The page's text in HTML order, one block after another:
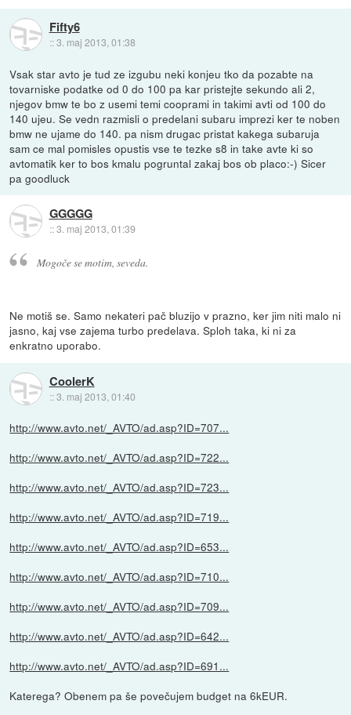
Fifty6
::3. maj 2013, 01:38
Vsak star avto je tud ze izgubu neki konjeu tko da pozabte na
tovarniske podatke od 0 do 100 pa kar pristejte sekundo ali 2,
njegov bmw te bo z usemi temi cooprami in takimi avti od 100 do
140 ujeu. Se vedn razmisli o predelani subaru imprezi ker te noben
bmw ne ujame do 140. pa nism drugac pristat kakega subaruja
sam ce mal pomisles opustis vse te tezke s8 in take avte ki so
avtomatik ker to bos kmalu pogruntal zakaj bos ob placo:-) Sicer
pa goodluck
GGGGG
::3. maj 2013, 01:39
Mogoče se motim, seveda.
Ne motiš se. Samo nekateri pač bluzijo v prazno, ker jim niti malo ni
jasno, kaj vse zajema turbo predelava. Sploh taka, ki ni za
enkratno uporabo.
CoolerK
::3. maj 2013, 01:40
http://www.avto.net/_AVTO/ad.asp?ID=707...
http://www.avto.net/_AVTO/ad.asp?ID=722...
http://www.avto.net/_AVTO/ad.asp?ID=723...
http://www.avto.net/_AVTO/ad.asp?ID=719...
http://www.avto.net/_AVTO/ad.asp?ID=653...
http://www.avto.net/_AVTO/ad.asp?ID=710...
http://www.avto.net/_AVTO/ad.asp?ID=709...
http://www.avto.net/_AVTO/ad.asp?ID=642...
http://www.avto.net/_AVTO/ad.asp?ID=691...
Katerega? Obenem pa še povečujem budget na 6kEUR.